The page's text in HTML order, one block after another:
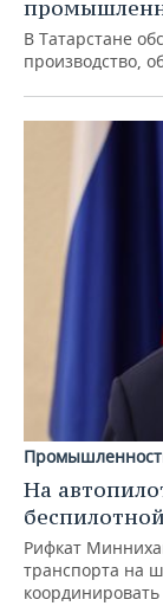
В Татарстане
производство,
На
Рифкат
транспорта на